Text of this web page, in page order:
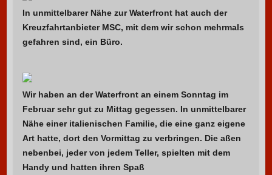
In unmittelbarer Nähe zur Waterfront hat auch der
Kreuzfahrtanbieter MSC, mit dem wir schon mehrmals
gefahren sind, ein Büro.
Wir haben an der Waterfront an einem Sonntag im
Februar sehr gut zu Mittag gegessen. In unmittelbarer
Nähe einer italienischen Familie, die eine ganz eigene
Art hatte, dort den Vormittag zu verbringen. Die aßen
nebenbei, jeder von jedem Teller, spielten mit dem
Handy und hatten ihren Spaß